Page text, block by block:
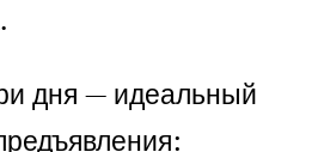
дня — идеальный